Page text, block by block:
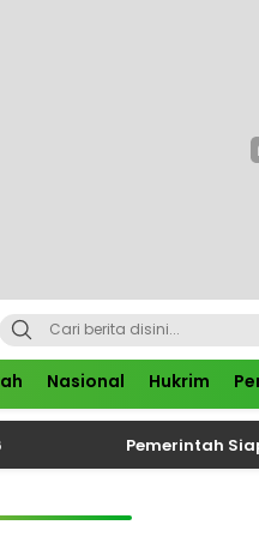
Nasional Hukrim
Pemerintah